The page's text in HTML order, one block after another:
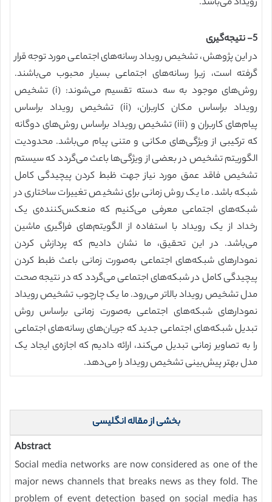
5- نتیجه‌گیری
در این پژوهش، تشخیص رویداد رسانه‌های اجتماعی مورد توجه قرار
گرفته است، زیرا رسانه‌های اجتماعی بسیار محبوب می‌باشند.
روش‌های موجود به سه دسته تقسیم می‌شوند: (i) تشخیص
رویداد براساس مکان کاربران، (ii) تشخیص رویداد براساس
پیام‌های کاربران و (iii) تشخیص رویداد براساس روش‌های دوگانه
که ترکیبی از ویژگی‌های مکانی و متنی پیام می‌باشد. محدودیت
الگوریتم تشخیص در بعضی از ویژگی‌ها باعث می‌گردد که سیستم
تشخیص فاقد عمق مورد نیاز جهت ظبط کردن پیچیدگی کامل
شبکه باشد. ما یک روش زمانی برای نشخیص تغییرات ساختاری در
شبکه‌های اجتماعی معرفی می‌کنیم که منعکس‌کننده‌ی یک
رخداد از یک رویداد با استفاده از الگویتم‌های فراگیری ماشین
می‌باشد. در این تحقیق، ما نشان دادیم که پردازش کردن
نمودارهای شبکه‌های اجتماعی به‌صورت زمانی باعث ظبط کردن
پیچیدگی کامل در شبکه‌های اجتماعی می‌گردد که در نتیجه صحت
مدل تشخیص رویداد بالاتر می‌رود. ما یک چارچوب تشخیص رویداد
نمودارهای شبکه‌های اجتماعی به‌صورت زمانی براساس روش
تبدیل شبکه‌های اجتماعی جدید که جریان‌های رسانه‌های اجتماعی
را به تصاویر زمانی تبدیل می‌کند، ارائه دادیم که اجازه‌ی ایجاد یک
مدل بهتر پیش‌بینی تشخیص رویداد را می‌دهد.
بخشی از مقاله انگلیسی
Abstract
Social media networks are now considered as one of the
major news channels that breaks news as they fold. The